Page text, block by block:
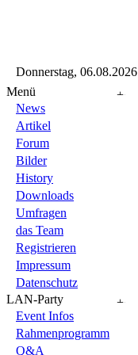
Donnerstag, 06.08.2026
Menü
News
Artikel
Forum
Bilder
History
Downloads
Umfragen
das Team
Registrieren
Impressum
Datenschutz
LAN-Party
Event Infos
Rahmenprogramm
Q&A